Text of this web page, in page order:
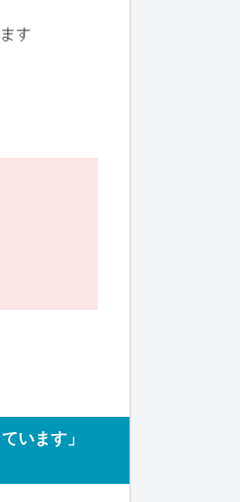
います」